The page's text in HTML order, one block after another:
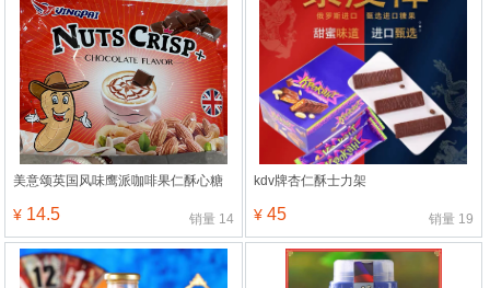
美意颂英国风味鹰派咖啡果仁酥心糖
¥ 14.5 销量 14
kdv牌杏仁酥士力架
¥45 销量 19